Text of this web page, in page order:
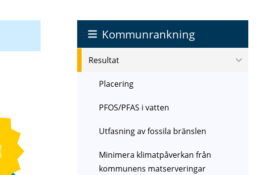
Kommunrankning
Resultat
Placering
PFOS/PFAS i vatten
Utfasning av fossila bränslen
Minimera klimatpåverkan från
kommunens matserveringar